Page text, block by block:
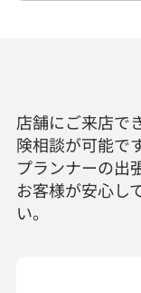
店舗にご来店で
険相談が可能です
プランナーの出
お客様が安心し
い。